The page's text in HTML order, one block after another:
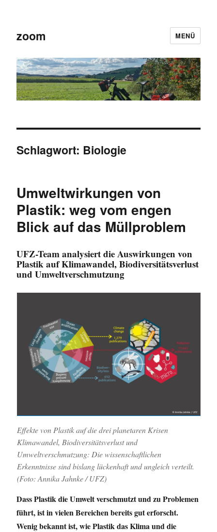
zoom MENÜ
Schlagwort: Biologie
Umweltwirkungen von
Plastik: weg vom engen
Blick auf das Müllproblem
UFZ-Team analysiert die Auswirkungen von
Plastik auf Klimawandel, Biodiversitätsverlust
und Umweltverschmutzung
Effekte von Plastik auf die drei planetaren Krisen
Klimawandel, Biodiversitätsverlust und
Umweltverschmutzung: Die wissenschaftlichen
Erkenntnisse sind bislang lückenhaft und ungleich verteilt.
(Foto: Annika Jahnke / UFZ)
Dass Plastik die Umwelt verschmutzt und zu Problemen
führt, ist in vielen Bereichen bereits gut erforscht.
Wenig bekannt ist, wie Plastik das Klima und die